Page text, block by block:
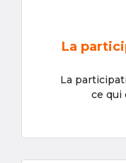
La
La
ce qui